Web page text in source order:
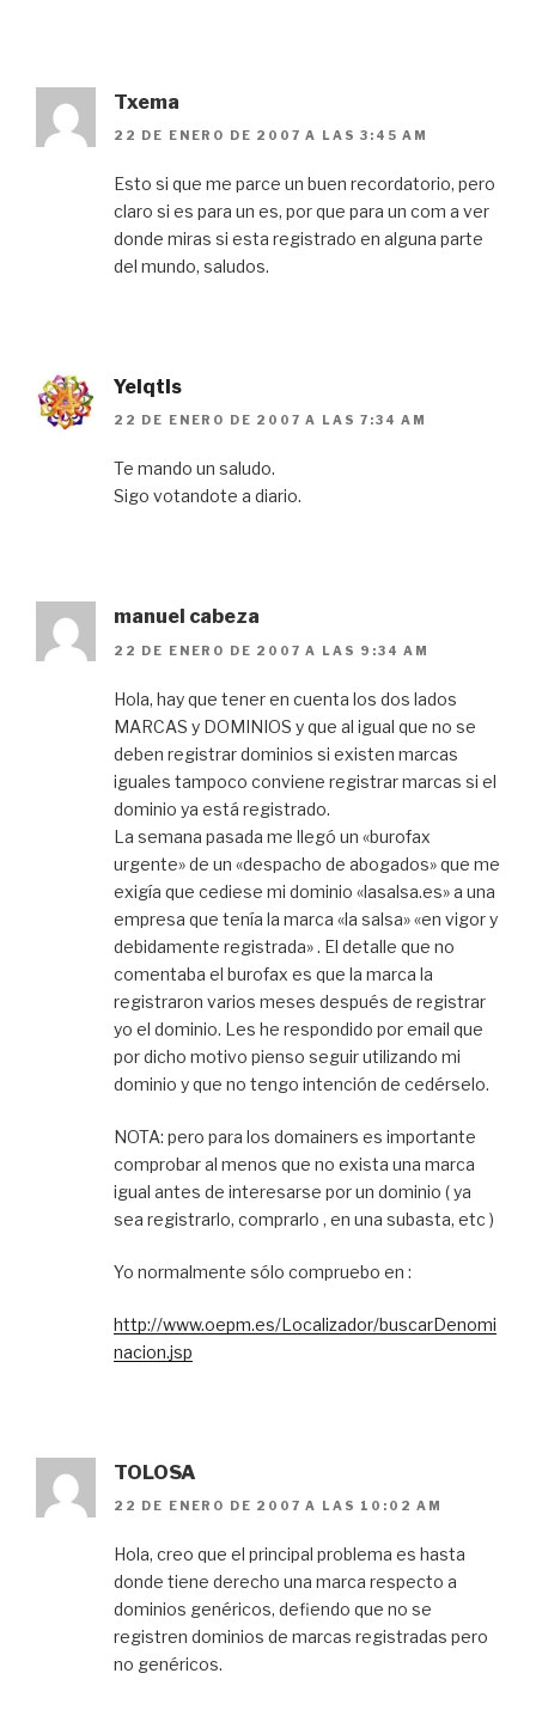
Txema
22 DE ENERO DE 2007 A LAS 3:45 AM
Esto si que me parce un buen recordatorio, pero
claro si es para un es, por que para un com a ver
donde miras si esta registrado en alguna parte
del mundo, saludos.
Yelqtls
22 DE ENERO DE 2007 A LAS 7:34 AM
Te mando un saludo.
Sigo votandote a diario.
manuel cabeza
22 DE ENERO DE 2007 A LAS 9:34 AM
Hola, hay que tener en cuenta los dos lados
MARCAS y DOMINIOS y que al igual que no se
deben registrar dominios si existen marcas
iguales tampoco conviene registrar marcas si el
dominio ya está registrado.
La semana pasada me llegó un «burofax
urgente» de un «despacho de abogados» que me
exigía que cediese mi dominio «lasalsa.es» a una
empresa que tenía la marca «la salsa» «en vigor y
debidamente registrada» . El detalle que no
comentaba el burofax es que la marca la
registraron varios meses después de registrar
yo el dominio. Les he respondido por email que
por dicho motivo pienso seguir utilizando mi
dominio y que no tengo intención de cedérselo.
NOTA: pero para los domainers es importante
comprobar al menos que no exista una marca
igual antes de interesarse por un dominio ( ya
sea registrarlo, comprarlo , en una subasta, etc )
Yo normalmente sólo compruebo en :
http://www.oepm.es/Localizador/buscarDenomi
nacion.jsp
TOLOSA
22 DE ENERO DE 2007 A LAS 10:02 AM
Hola, creo que el principal problema es hasta
donde tiene derecho una marca respecto a
dominios genéricos, defiendo que no se
registren dominios de marcas registradas pero
no genéricos.